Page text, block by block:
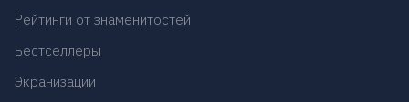
Рейтинги от знаменитостей
Бестселлеры
Экранизации